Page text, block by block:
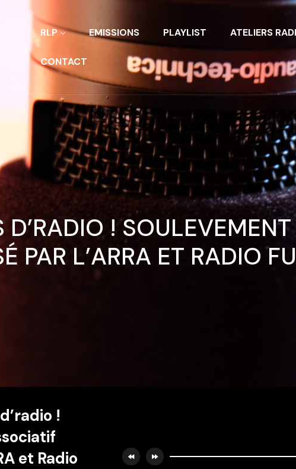
RLP EMISSIONS PLAYLIST ATELIERS
CONTACT
D’RADIO !
PAR L’ARRA ET RADIO
!
et Radio